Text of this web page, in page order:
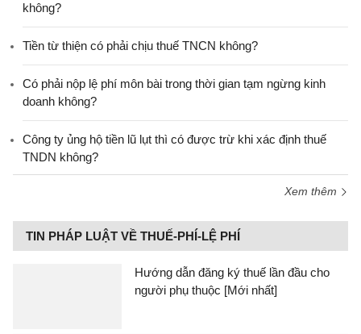
không?
Tiền từ thiện có phải chịu thuế TNCN không?
Có phải nộp lệ phí môn bài trong thời gian tạm ngừng kinh
doanh không?
Công ty ủng hộ tiền lũ lụt thì có được trừ khi xác định thuế
TNDN không?
Xem thêm
TIN PHÁP LUẬT VỀ THUẾ-PHÍ-LỆ PHÍ
Hướng dẫn đăng ký thuế lần đầu cho
người phụ thuộc [Mới nhất]